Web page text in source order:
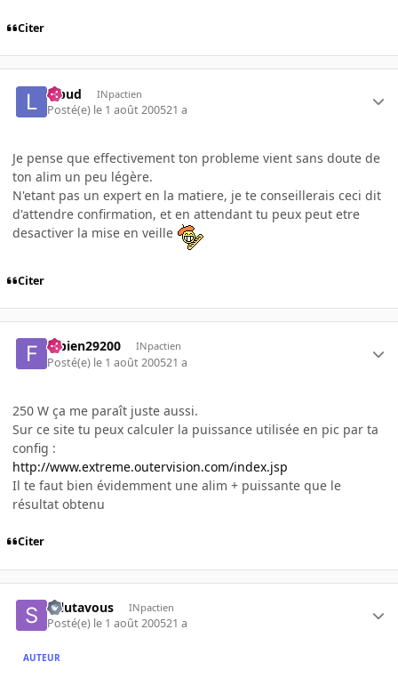
Citer
lebud INpactien
Posté(e) le 1 août 200521 a
Je pense que effectivement ton probleme vient sans doute de
ton alim un peu légère.
N'etant pas un expert en la matiere, je te conseillerais ceci dit
d'attendre confirmation, et en attendant tu peux peut etre
desactiver la mise en veille
Citer
fabien29200 INpactien
Posté(e) le 1 août 200521 a
250 W ça me paraît juste aussi.
Sur ce site tu peux calculer la puissance utilisée en pic par ta
config :
http://www.extreme.outervision.com/index.jsp
Il te faut bien évidemment une alim + puissante que le
résultat obtenu
Citer
salutavous INpactien
Posté(e) le 1 août 200521 a
AUTEUR